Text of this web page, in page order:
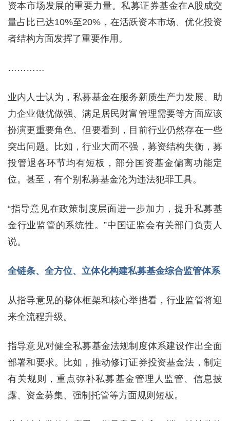
资本市场发展的重要力量。私募证券基金在A股成交
量占比已达10%至20%，在活跃资本市场、优化投资
者结构方面发挥了重要作用。
…………
业内人士认为，私募基金在服务新质生产力发展、助
力企业做优做强、满足居民财富管理需要等方面应该
扮演更重要角色。但要看到，目前行业仍然存在一些
突出问题。比如，行业大而不强，募资结构失衡，募
投管退各环节均有短板，部分国资基金偏离功能定
位。甚至，有个别私募基金沦为违法犯罪工具。
“指导意见在政策制度层面进一步加力，提升私募基
金行业监管的系统性。”中国证监会有关部门负责人
说。
全链条、全方位、立体化构建私募基金综合监管体系
从指导意见的整体框架和核心举措看，行业监管将迎
来全流程升级。
指导意见对健全私募基金法规制度体系建设作出全面
部署和要求。比如，推动修订证券投资基金法，制定
有关规则，重点弥补私募基金管理人监管、信息披
露、资金募集、强制托管等方面规则短板。